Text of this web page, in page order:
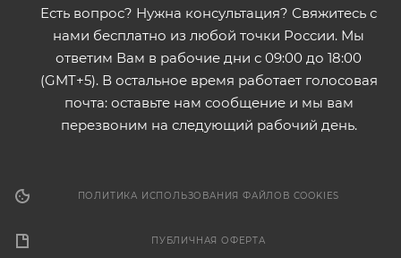
Есть вопрос? Нужна консультация? Свяжитесь с
нами бесплатно из любой точки России. Мы
ответим Вам в рабочие дни с 09:00 до 18:00
(GMT+5). В остальное время работает голосовая
почта: оставьте нам сообщение и мы вам
перезвоним на следующий рабочий день.
ПОЛИТИКА ИСПОЛЬЗОВАНИЯ ФАЙЛОВ COOKIES
ПУБЛИЧНАЯ ОФЕРТА